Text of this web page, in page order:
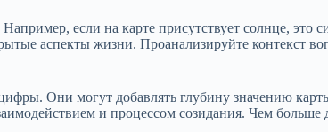
если на карте присутствует солнце, это
аспекты жизни. Проанализируйте контекст
Они могут добавлять глубину значению
и процессом созидания. Чем больше